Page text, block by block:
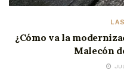
¿Cómo va la
Malecón